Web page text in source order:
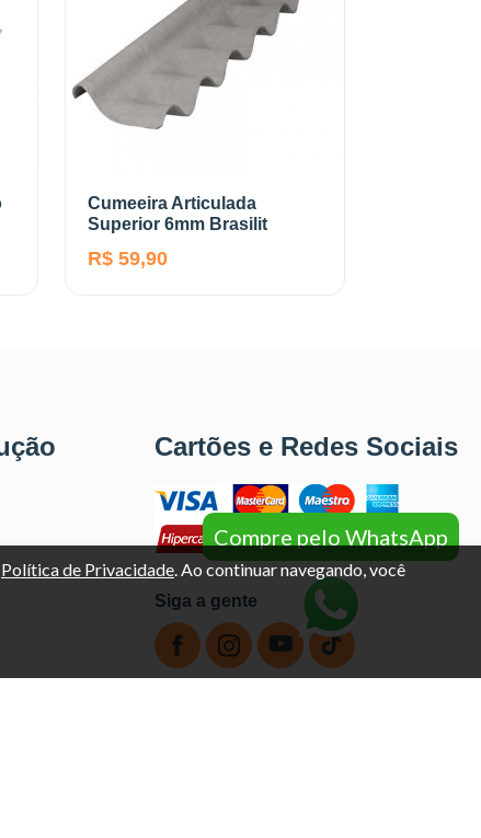
Cumeeira Articulada
Superior 6mm Brasilit
R$ 59,90
Cartões e Redes Sociais
Siga a gente
Compre pelo WhatsApp
Política de Privacidade. Ao continuar navegando, você